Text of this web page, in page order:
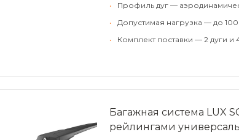
•
Профиль дуг —
•
Допустимая нагрузка — до 100
•
Комплект поставки — 2 дуги и
Багажная система LUX
рейлингами